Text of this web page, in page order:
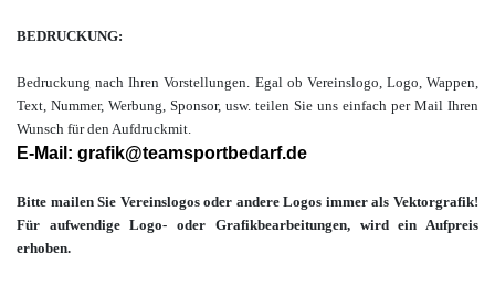
BEDRUCKUNG:
Bedruckung nach Ihren Vorstellungen. Egal ob Vereinslogo, Logo, Wappen,
Text, Nummer, Werbung, Sponsor, usw. teilen Sie uns einfach per Mail Ihren
Wunsch für den Aufdruckmit.
E-Mail: grafik@teamsportbedarf.de
Bitte mailen Sie Vereinslogos oder andere Logos immer als Vektorgrafik!
Für aufwendige Logo- oder Grafikbearbeitungen, wird ein Aufpreis
erhoben.